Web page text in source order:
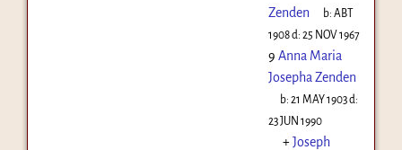
Zenden
b:ABT
1908d: 25 NOV 1967
9 Anna Maria
Josepha Zenden
b:21 MAY 1903d:
23 JUN 1990
+Joseph